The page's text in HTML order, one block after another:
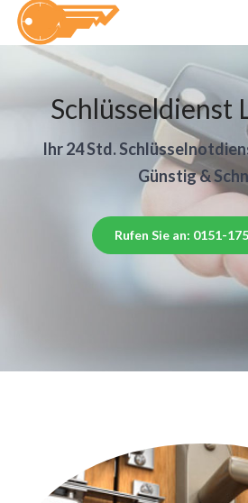
Schlüsseldienst
Ihr 24 Std.
Günstig &
Rufen Sie an: 0151-